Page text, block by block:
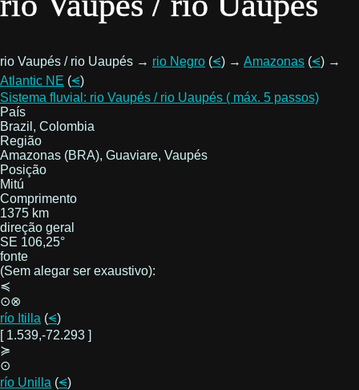
rio Vaupés / rio Uaupés → rio Negro (⪪) → Amazonas (⪪) →
Atlantic NE (⪪)
Sistema fluvial: rio Vaupés / rio Uaupés ( máx. 5 passos)
País
Brazil, Colombia
Região
Amazonas (BRA), Guaviare, Vaupés
Posição
Mitú
Comprimento
1375 km
direção geral
SE 106,25°
fonte
(Sem alegar ser exaustivo):
≼
⊙⊗
río Itilla (⪪)
[ 1.539,-72.293 ]
≽
⊙
río Unilla (⪪)